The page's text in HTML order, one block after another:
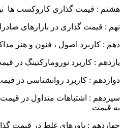
هشتم : قیمت گذاری کاروکسب ها
نهم : قیمت گذاری در بازارهای
دهم : کاربرد اصول ، فنون و هنر
یازدهم : کاربرد نورومارکتینگ در
دوازدهم : کاربرد روانشناسی در
سیزدهم : اشتباهات متداول در
به قیمت
چهاردهم : باورهای غلط در قیمت